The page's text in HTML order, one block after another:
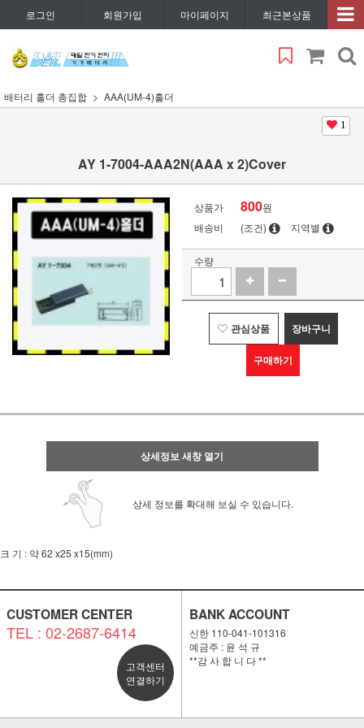
로그인 회원가입 마이페이지 최근본상품
배터리 홀더 총집합 AAA(UM-4)홀더
1
AY 1-7004-AAA2N(AAA x 2)Cover
상품가 800원
배송비
(조건) 지역별
수량
관심상품 장바구니
구매하기
상세정보 새창 열기
상세 정보를 확대해 보실 수 있습니다.
크 기 : 약 62 x25 x15(mm)
CUSTOMER CENTER
TEL : 02-2687-6414
고객센터
연결하기
BANK ACCOUNT
신한 110-041-101316
예금주 : 윤 석 규
**감 사 합 니 다 **